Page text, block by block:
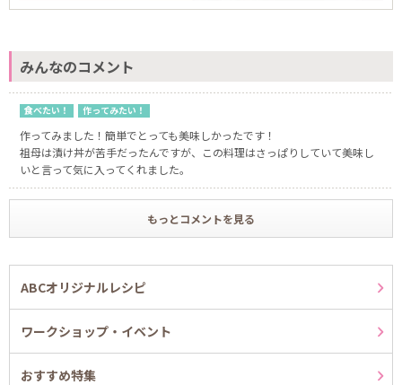
みんなのコメント
食べたい！ 作ってみたい！
作ってみました！簡単でとっても美味しかったです！
祖母は漬け丼が苦手だったんですが、この料理はさっぱりしていて美味し
いと言って気に入ってくれました。
もっとコメントを見る
ABCオリジナルレシピ
ワークショップ・イベント
おすすめ特集